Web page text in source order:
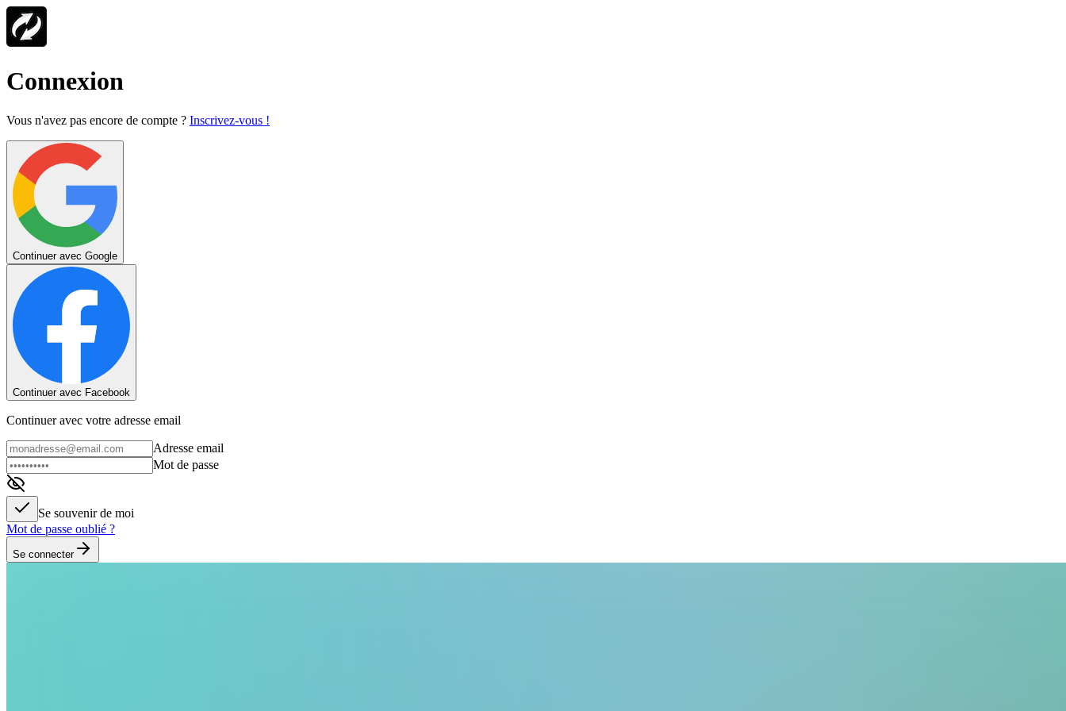
Connexion
Vous n'avez pas encore de compte ? Inscrivez-vous !
Continuer avec Google
Continuer avec Facebook
Continuer avec votre adresse email
Adresse email
Mot de passe
Se souvenir de moi
Mot de passe oublié ?
Se connecter